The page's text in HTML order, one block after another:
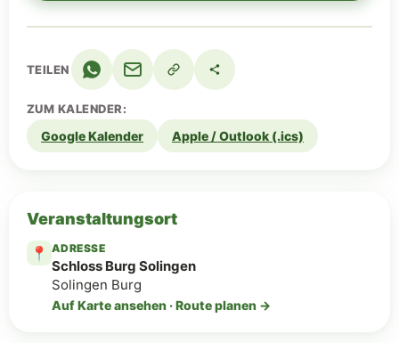
TEILEN
ZUM KALENDER:
Google Kalender Apple / Outlook (.ics)
Veranstaltungsort
📍 ADRESSE
Schloss Burg Solingen
Solingen Burg
Auf Karte ansehen · Route planen →